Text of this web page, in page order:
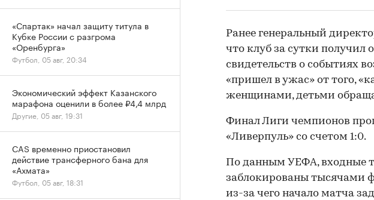
00:00 / 00:00
Ранее генеральный
что клуб за сутки получил
свидетельств о событиях
«пришел в ужас» от того,
женщинами, детьми
Финал Лиги чемпионов
«Ливерпуль» со счетом 1:0.
По данным УЕФА, входные
заблокированы тысячами
из-за чего начало матча
«Спартак» начал защиту титула в
Кубке России с разгрома
«Оренбурга»
Футбол, 05 авг, 20:34
Экономический эффект Казанского
марафона оценили в более ₽4,4 млрд
Другие, 05 авг, 19:31
CAS временно приостановил
действие трансферного бана для
«Ахмата»
Футбол, 05 авг, 18:31